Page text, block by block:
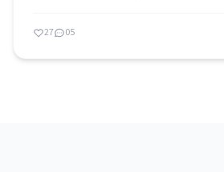
27 05